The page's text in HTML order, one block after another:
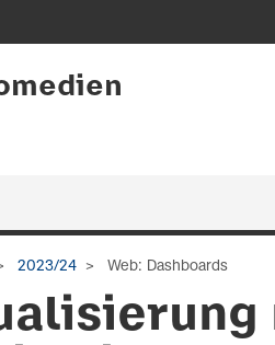
2023/24 Web: Dashboards